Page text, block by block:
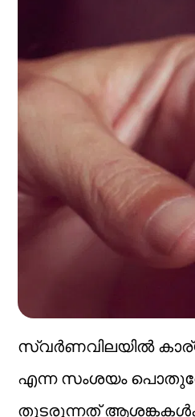
സ്വര്‍ണവിലയില്‍
എന്ന സംശയം പൊതുവേ
തുടരുന്നത്